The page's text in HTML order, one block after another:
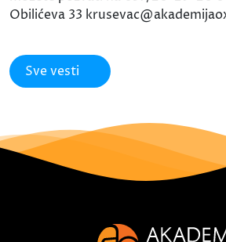
Obilićeva 33
Sve vesti